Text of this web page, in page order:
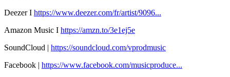
Deezer I https://www.deezer.com/fr/artist/9096...
Amazon Music I https://amzn.to/3e1ej5e​
SoundCloud | https://soundcloud.com/vprodmusic
Facebook | https://www.facebook.com/musicproduce...